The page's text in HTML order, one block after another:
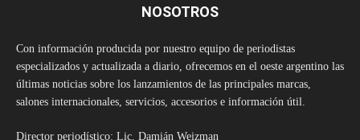
NOSOTROS
Con información producida por nuestro equipo de periodistas
especializados y actualizada a diario, ofrecemos en el oeste argentino las
últimas noticias sobre los lanzamientos de las principales marcas,
salones internacionales, servicios, accesorios e información útil.
Director periodístico: Lic. Damián Weizman